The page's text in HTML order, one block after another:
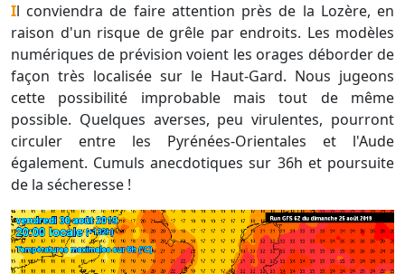
Il conviendra de faire attention près de la Lozère, en
raison d'un risque de grêle par endroits. Les modèles
numériques de prévision voient les orages déborder de
façon très localisée sur le Haut-Gard. Nous jugeons
cette possibilité improbable mais tout de même
possible. Quelques averses, peu virulentes, pourront
circuler entre les Pyrénées-Orientales et l'Aude
également. Cumuls anecdotiques sur 36h et poursuite
de la sécheresse !